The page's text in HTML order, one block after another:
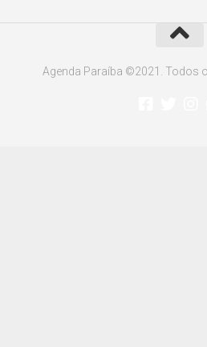
Agenda Paraíba ©2021. Todos